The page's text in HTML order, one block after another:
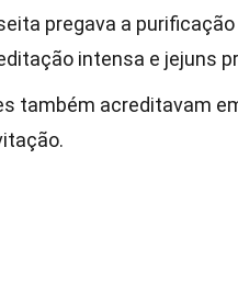
pregava a
intensa e jejuns
também acreditavam